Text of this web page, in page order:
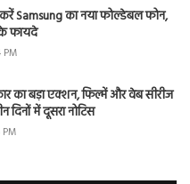
Samsung का नया फोल्डेबल फोन,
फायदे
PM
का बड़ा एक्शन, फिल्में और वेब सीरीज
दिनों में दूसरा नोटिस